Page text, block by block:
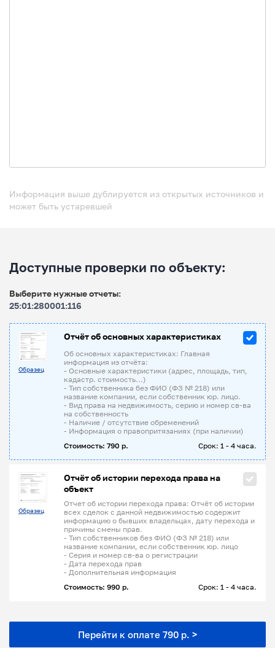
Информация выше дублируется из открытых источников и
может быть устаревшей
Доступные проверки по объекту:
Выберите нужные отчеты:
25:01:280001:116
Образец
Отчёт об основных характеристиках
Об основных характеристиках: Главная
информация из отчёта:
- Основные характеристики (адрес, площадь, тип,
кадастр. стоимость...)
- Тип собственника без ФИО (ФЗ № 218) или
название компании, если собственник юр. лицо.
- Вид права на недвижимость, серию и номер св-ва
на собственность
- Наличие / отсутствие обременений
- Информация о правопритязаниях (при наличии)
Стоимость: 790 р.
Срок: 1 - 4 часа.
Образец
Отчёт об истории перехода права на
объект
Отчет об истории перехода права: Отчёт об истории
всех сделок с данной недвижимостью содержит
информацию о бывших владельцах, дату перехода и
причины смены прав.
- Тип собственников без ФИО (ФЗ № 218) или
название компании, если собственник юр. лицо
- Серия и номер св-ва о регистрации
- Дата перехода прав
- Дополнительная информация
Стоимость: 990 р.
Срок: 1 - 4 часа.
Перейти к оплате 790 р. >